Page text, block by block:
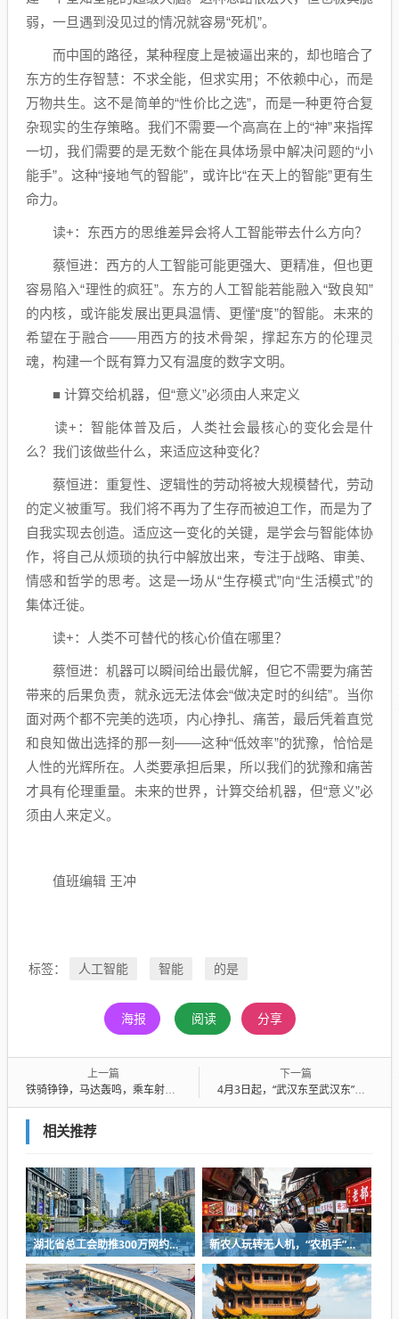
弱，一旦遇到没见过的情况就容易“死机”。
而中国的路径，某种程度上是被逼出来的，却也暗合了
东方的生存智慧：不求全能，但求实用；不依赖中心，而是
万物共生。这不是简单的“性价比之选”，而是一种更符合复
杂现实的生存策略。我们不需要一个高高在上的“神”来指挥
一切，我们需要的是无数个能在具体场景中解决问题的“小
能手”。这种“接地气的智能”，或许比“在天上的智能”更有生
命力。
读+：东西方的思维差异会将人工智能带去什么方向？
蔡恒进：西方的人工智能可能更强大、更精准，但也更
容易陷入“理性的疯狂”。东方的人工智能若能融入“致良知”
的内核，或许能发展出更具温情、更懂“度”的智能。未来的
希望在于融合——用西方的技术骨架，撑起东方的伦理灵
魂，构建一个既有算力又有温度的数字文明。
■ 计算交给机器，但“意义”必须由人来定义
读+：智能体普及后，人类社会最核心的变化会是什
么？我们该做些什么，来适应这种变化？
蔡恒进：重复性、逻辑性的劳动将被大规模替代，劳动
的定义被重写。我们将不再为了生存而被迫工作，而是为了
自我实现去创造。适应这一变化的关键，是学会与智能体协
作，将自己从烦琐的执行中解放出来，专注于战略、审美、
情感和哲学的思考。这是一场从“生存模式”向“生活模式”的
集体迁徙。
读+：人类不可替代的核心价值在哪里？
蔡恒进：机器可以瞬间给出最优解，但它不需要为痛苦
带来的后果负责，就永远无法体会“做决定时的纠结”。当你
面对两个都不完美的选项，内心挣扎、痛苦，最后凭着直觉
和良知做出选择的那一刻——这种“低效率”的犹豫，恰恰是
人性的光辉所在。人类要承担后果，所以我们的犹豫和痛苦
才具有伦理重量。未来的世界，计算交给机器，但“意义”必
须由人来定义。
值班编辑 王冲
标签： 人工智能 智能 的是
海报 阅读 分享
上一篇
铁骑铮铮，马达轰鸣，乘车射击，武警特战队员参加摩托车特种驾驶训练
下一篇
4月3日起，“武汉东至武汉东”环线列车加开一趟
相关推荐
湖北省总工会助推300万网约车司机降佣金 新农人玩转无人机，“农机手”赛项最热门